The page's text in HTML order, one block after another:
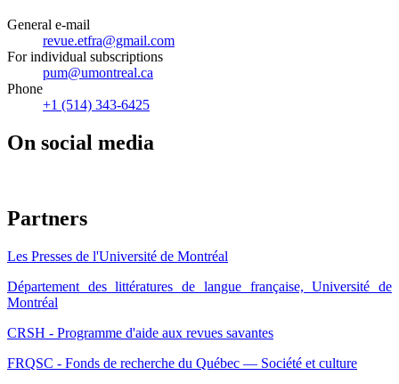
General e-mail
revue.etfra@gmail.com
For individual subscriptions
pum@umontreal.ca
Phone
+1 (514) 343-6425
On social media
Partners
Les Presses de l'Université de Montréal
Département des littératures de langue française, Université de
Montréal
CRSH - Programme d'aide aux revues savantes
FRQSC - Fonds de recherche du Québec — Société et culture